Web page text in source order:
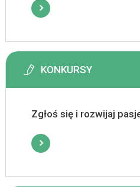
KONKURSY
Zgłoś się i rozwijaj